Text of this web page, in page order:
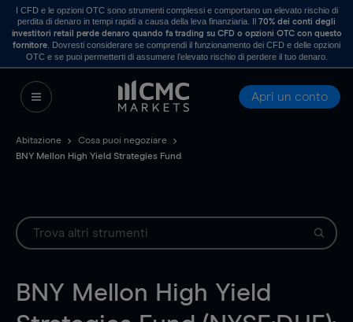
I CFD e le opzioni OTC sono strumenti complessi e comportano un elevato rischio di
perdita di denaro in tempi rapidi a causa della leva finanziaria. Il70% dei conti degli
investitori retail perde denaro quando fa trading su CFD o opzioni OTC con questo
fornitore . Dovresti considerare se comprendi il funzionamento dei CFD e delle opzioni
OTC e se puoi permetterti di assumere l’elevato rischio di perdere il tuo denaro.
Apri un conto
Abitazione
Cosa puoi negoziare
BNY Mellon High Yield Strategies Fund
BNY Mellon High Yield